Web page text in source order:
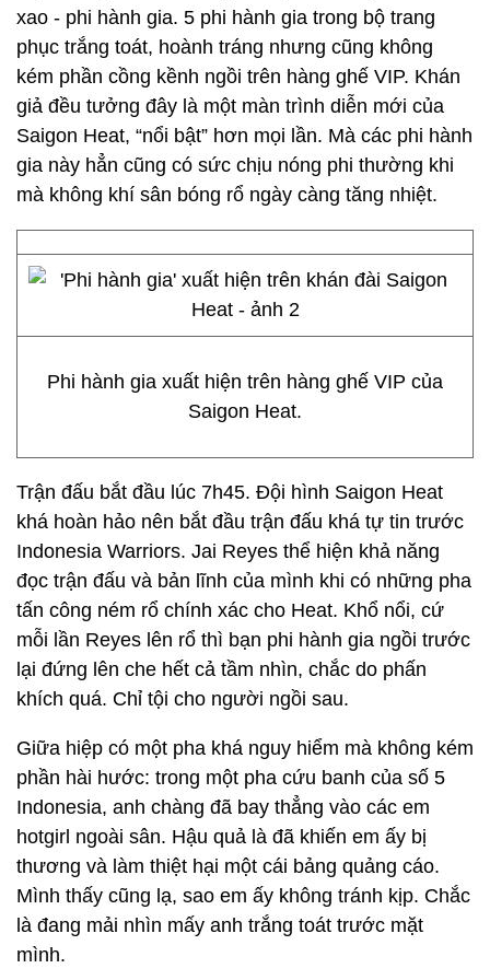
xao - phi hành gia. 5 phi hành gia trong bộ trang
phục trắng toát, hoành tráng nhưng cũng không
kém phần cồng kềnh ngồi trên hàng ghế VIP. Khán
giả đều tưởng đây là một màn trình diễn mới của
Saigon Heat, “nổi bật” hơn mọi lần. Mà các phi hành
gia này hẳn cũng có sức chịu nóng phi thường khi
mà không khí sân bóng rổ ngày càng tăng nhiệt.
Phi hành gia xuất hiện trên hàng ghế VIP của
Saigon Heat.
Trận đấu bắt đầu lúc 7h45. Đội hình Saigon Heat
khá hoàn hảo nên bắt đầu trận đấu khá tự tin trước
Indonesia Warriors. Jai Reyes thể hiện khả năng
đọc trận đấu và bản lĩnh của mình khi có những pha
tấn công ném rổ chính xác cho Heat. Khổ nổi, cứ
mỗi lần Reyes lên rổ thì bạn phi hành gia ngồi trước
lại đứng lên che hết cả tầm nhìn, chắc do phấn
khích quá. Chỉ tội cho người ngồi sau.
Giữa hiệp có một pha khá nguy hiểm mà không kém
phần hài hước: trong một pha cứu banh của số 5
Indonesia, anh chàng đã bay thẳng vào các em
hotgirl ngoài sân. Hậu quả là đã khiến em ấy bị
thương và làm thiệt hại một cái bảng quảng cáo.
Mình thấy cũng lạ, sao em ấy không tránh kịp. Chắc
là đang mải nhìn mấy anh trắng toát trước mặt
mình.